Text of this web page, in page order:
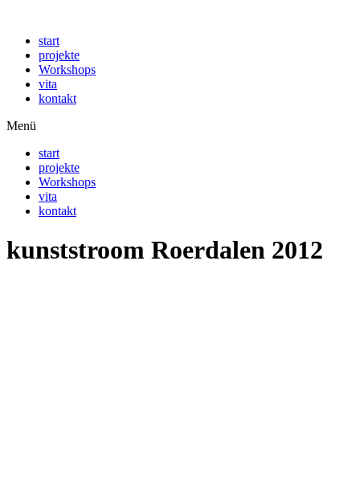
springenstart
projekte
Workshops
vita
kontakt
Menü
start
projekte
Workshops
vita
kontakt
kunststroom Roerdalen 2012